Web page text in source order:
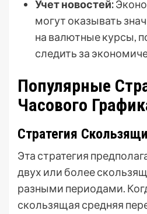
Учет новостей:
могут оказывать
на валютные курсы,
следить за
Популярные
Часового
Стратегия
Эта стратегия
двух или более
разными периодами.
скользящая средняя